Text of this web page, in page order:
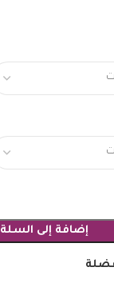
إضافة إلى السلة